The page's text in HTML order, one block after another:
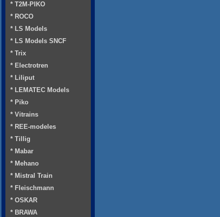
* T2M-PIKO
* ROCO
* LS Models
* LS Models SNCF
* Trix
* Electrotren
* Liliput
* LEMATEC Models
* Piko
* Vitrains
* REE-modeles
* Tillig
* Mabar
* Mehano
* Mistral Train
* Fleischmann
* OSKAR
* BRAWA